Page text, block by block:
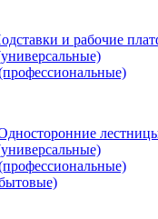
и рабочие